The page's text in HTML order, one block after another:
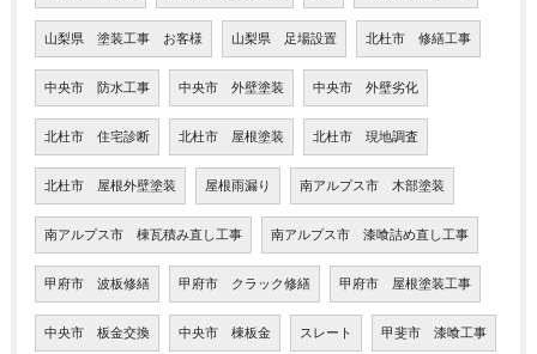
山梨県 塗装工事 お客様 山梨県 足場設置 北杜市 修繕工事
中央市 防水工事 中央市 外壁塗装 中央市 外壁劣化
北杜市 住宅診断 北杜市 屋根塗装 北杜市 現地調査
北杜市 屋根外壁塗装 屋根雨漏り 南アルプス市 木部塗装
南アルプス市 棟瓦積み直し工事 南アルプス市 漆喰詰め直し工事
甲府市 波板修繕 甲府市 クラック修繕 甲府市 屋根塗装工事
中央市 板金交換 中央市 棟板金 スレート 甲斐市 漆喰工事